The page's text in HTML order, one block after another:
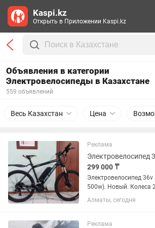
Объявления в категории
Электровелосипеды в Казахстане
559 объявлений
Весь Казахстан Цена
Реклама
299 000 ₸
Электровелосипед
500w). Новый. Колеса
Гидравлические
23 Кг.
Максимальная
Алматы, сегодня
Реклама
Kaspi.kz
Открыть в Приложении Kaspi.kz